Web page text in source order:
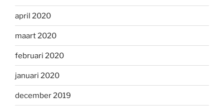
april 2020
maart 2020
februari 2020
januari 2020
december 2019